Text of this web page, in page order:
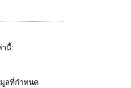
านี้:
ลที่กำหนด